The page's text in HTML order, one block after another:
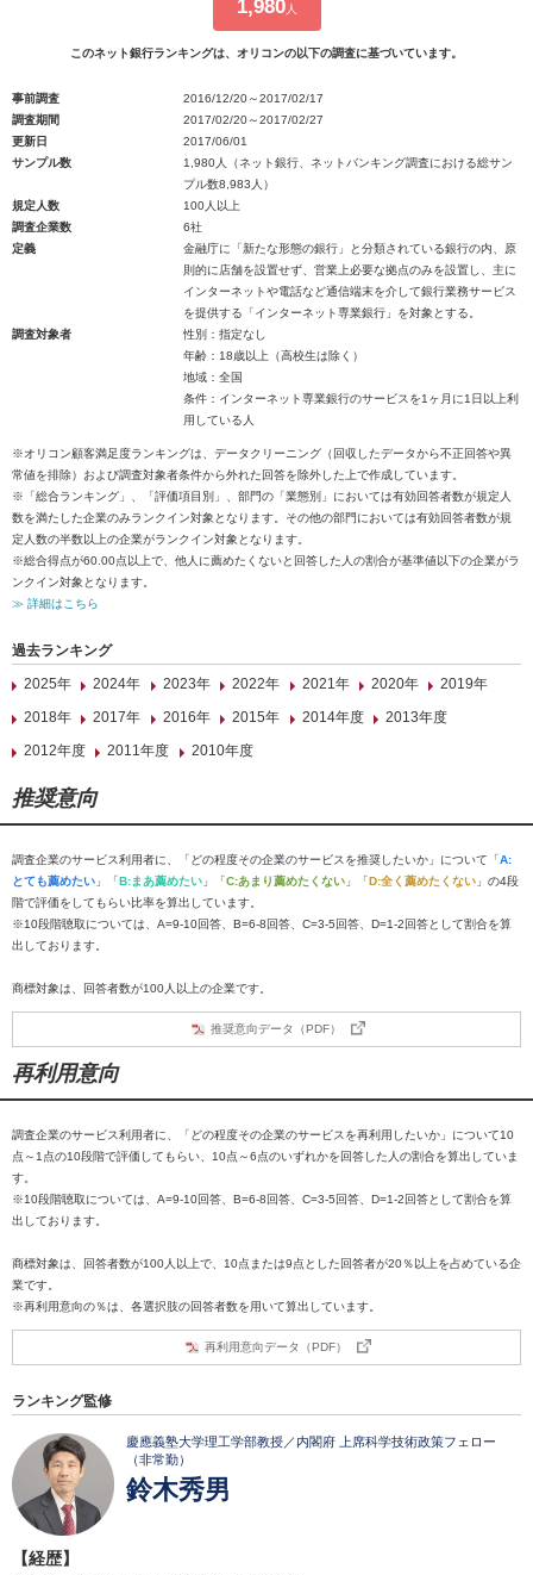
1,980人
このネット銀行ランキングは、オリコンの以下の調査に基づいています。
事前調査
2016/12/20～2017/02/17
調査期間
2017/02/20～2017/02/27
更新日
2017/06/01
サンプル数
1,980人（ネット銀行、ネットバンキング調査における総サン
プル数8,983人）
規定人数
100人以上
調査企業数
6社
定義
金融庁に「新たな形態の銀行」と分類されている銀行の内、原
則的に店舗を設置せず、営業上必要な拠点のみを設置し、主に
インターネットや電話など通信端末を介して銀行業務サービス
を提供する「インターネット専業銀行」を対象とする。
調査対象者
性別：指定なし
年齢：18歳以上（高校生は除く）
地域：全国
条件：インターネット専業銀行のサービスを1ヶ月に1日以上利
用している人
※オリコン顧客満足度ランキングは、データクリーニング（回収したデータから不正回答や異
常値を排除）および調査対象者条件から外れた回答を除外した上で作成しています。
※「総合ランキング」、「評価項目別」、部門の「業態別」においては有効回答者数が規定人
数を満たした企業のみランクイン対象となります。その他の部門においては有効回答者数が規
定人数の半数以上の企業がランクイン対象となります。
※総合得点が60.00点以上で、他人に薦めたくないと回答した人の割合が基準値以下の企業がラ
ンクイン対象となります。
≫ 詳細はこちら
過去ランキング
2025年
2024年 2023年 2022年 2021年 2020年
2019年
2018年
2017年 2016年 2015年 2014年度
2013年度
2012年度
2011年度 2010年度
推奨意向
調査企業のサービス利用者に、「どの程度その企業のサービスを推奨したいか」について「A:
とても薦めたい 」「B:まあ薦めたい 」「C:あまり薦めたくない 」「D:全く薦めたくない 」の4段
階で評価をしてもらい比率を算出しています。
※10段階聴取については、A=9-10回答、B=6-8回答、C=3-5回答、D=1-2回答として割合を算
出しております。
商標対象は、回答者数が100人以上の企業です。
推奨意向データ（PDF）
再利用意向
調査企業のサービス利用者に、「どの程度その企業のサービスを再利用したいか」について10
点～1点の10段階で評価してもらい、10点～6点のいずれかを回答した人の割合を算出していま
す。
※10段階聴取については、A=9-10回答、B=6-8回答、C=3-5回答、D=1-2回答として割合を算
出しております。
商標対象は、回答者数が100人以上で、10点または9点とした回答者が20％以上を占めている企
業です。
※再利用意向の％は、各選択肢の回答者数を用いて算出しています。
再利用意向データ（PDF）
ランキング監修
慶應義塾大学理工学部教授／内閣府 上席科学技術政策フェロー
（非常勤）
鈴木秀男
【経歴】